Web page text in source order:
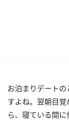
お泊まりデート
すよね。翌朝目
ら、寝ている間